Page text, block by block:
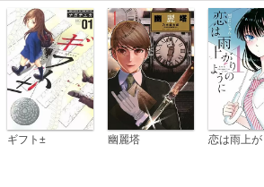
ギフト± 幽麗塔